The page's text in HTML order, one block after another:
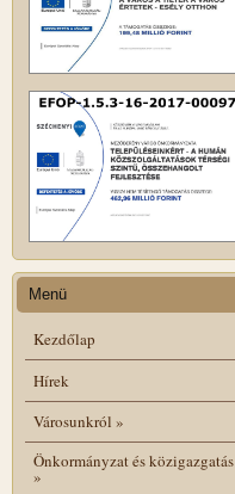
Menü
Kezdőlap
Hírek
Városunkról »
Önkormányzat és közigazgatás
»